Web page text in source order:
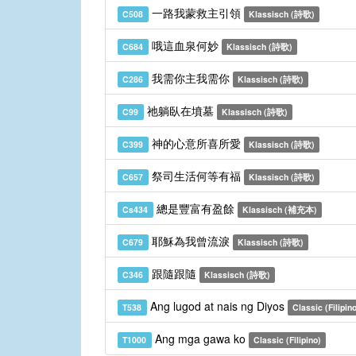
C508 一路我蒙救主引領 Klassisch (詩歌)
C684 哦這血泉何妙 Klassisch (詩歌)
C286 我需你主我需你 Klassisch (詩歌)
C99 祂躺臥在墳墓 Klassisch (詩歌)
C399 神的心意所喜所愛 Klassisch (詩歌)
C657 祭司生活何等有福 Klassisch (詩歌)
Cs434 總是豐富有盈餘 Klassisch (補充本)
C679 耶穌為我曾流淚 Klassisch (詩歌)
C346 跟隨跟隨 Klassisch (詩歌)
T538 Ang lugod at nais ng Diyos Classic
T1000 Ang mga gawa ko Classic (Filipino)